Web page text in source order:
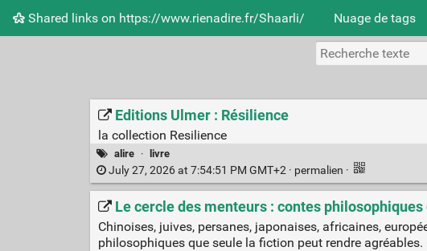
Shared links on https://www.rienadire.fr/Shaarli/ Nuage de tags
Editions Ulmer : Résilience
la collection Resilience
alire · livre
July 27, 2026 at 7:54:51 PM GMT+2 · permalien ·
Le cercle des menteurs : contes
Chinoises, juives, persanes, japonaises, africaines,
philosophiques que seule la fiction peut rendre